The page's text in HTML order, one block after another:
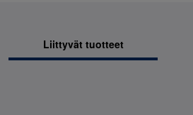
Liittyvät tuotteet